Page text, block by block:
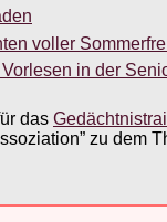
voller
in der
das
zu dem